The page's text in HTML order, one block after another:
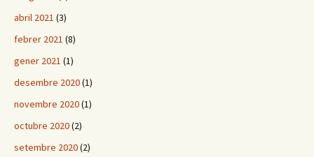
abril 2021 (3)
febrer 2021 (8)
gener 2021 (1)
desembre 2020(1)
novembre 2020(1)
octubre 2020(2)
setembre 2020(2)